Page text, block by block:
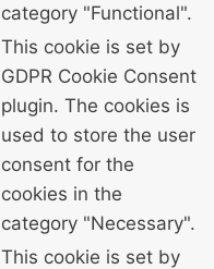
category "Functional".
This cookie is set by
GDPR Cookie Consent
plugin. The cookies is
used to store the user
consent for the
cookies in the
category "Necessary".
This cookie is set by